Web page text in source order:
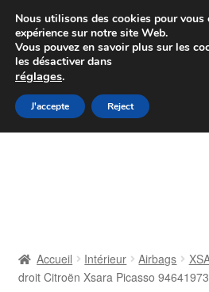
Colissimo livraison à
Du lundi au
Aller
à
Aller
au
Contact
Accueil Intérieur Airbags
droit Citroën Xsara Picasso
Nous utilisons des cookies pour
expérience sur notre site Web.
Vous pouvez en savoir plus sur les
les désactiver dans
réglages.
J'accepte Reject